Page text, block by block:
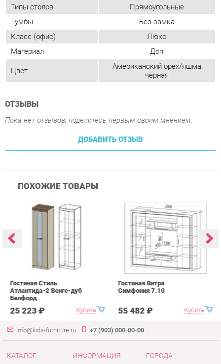
Цвет
Американский орех/яшма
черная
ОТЗЫВЫ
Пока нет отзывов, поделитесь первым своим мнением.
ПОХОЖИЕ ТОВАРЫ
Атлантида-2 Венге-дуб
25 223 ₽ Купить
Гостиная Витра
Симфония 7.10
55 482 ₽
info@kids-furniture.ru +7 (903) 000-00-00
КАТАЛОГ
Коллекции
Комоды
Кровати
Контакты
Дизайн
Скидки и Акции
ГОРОДА